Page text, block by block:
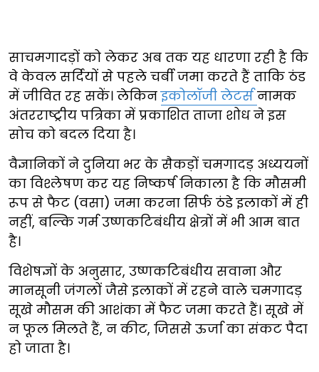
साचमगादड़ों को लेकर अब तक यह धारणा रही है कि
वे केवल सर्दियों से पहले चर्बी जमा करते हैं ताकि ठंड
में जीवित रह सकें। लेकिनइकोलॉजी लेटर्सनामक
अंतरराष्ट्रीय पत्रिका में प्रकाशित ताजा शोध ने इस
सोच को बदल दिया है।
वैज्ञानिकों ने दुनिया भर के सैकड़ों चमगादड़ अध्ययनों
का विश्लेषण कर यह निष्कर्ष निकाला है कि मौसमी
रूप से फैट (वसा) जमा करना सिर्फ ठंडे इलाकों में ही
नहीं, बल्कि गर्म उष्णकटिबंधीय क्षेत्रों में भी आम बात
है।
विशेषज्ञों के अनुसार, उष्णकटिबंधीय सवाना और
मानसूनी जंगलों जैसे इलाकों में रहने वाले चमगादड़
सूखे मौसम की आशंका में फैट जमा करते हैं। सूखे में
न फूल मिलते हैं, न कीट, जिससे ऊर्जा का संकट पैदा
हो जाता है।